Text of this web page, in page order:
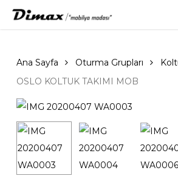
Skip
contentAna Sayfa Oturma Grupları
OSLO KOLTUK TAKIMI MOB